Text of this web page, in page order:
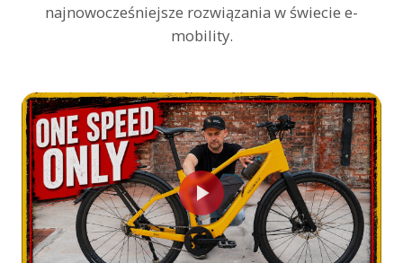
najnowocześniejsze rozwiązania w świecie e-
mobility.